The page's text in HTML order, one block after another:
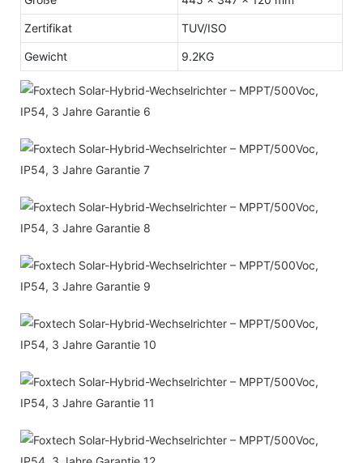
Zertifikat TUV/ISO
Gewicht 9.2KG